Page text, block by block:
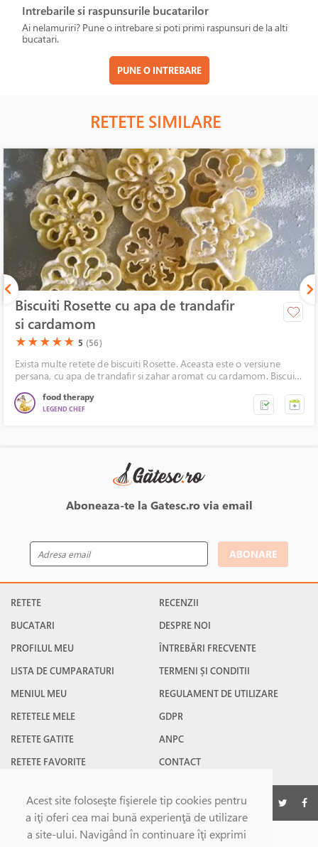
Acest site foloseşte fişierele tip cookies pentru
a iţi oferi cea mai bună experienţă de utilizare
a site-ului. Navigând în continuare îţi exprimi
Intrebarile si raspunsurile bucatarilor
Ai nelamuriri? Pune o intrebare si poti primi raspunsuri de la alti
bucatari.
PUNE O INTREBARE
RETETE SIMILARE
Biscuiti Rosette cu apa de trandafir
si cardamom
(*)
★(*)
★(*)
★(*)
★(*)
★ 5 (56)
Exista multe retete de biscuiti Rosette. Aceasta este o versiune
persana, cu apa de trandafir si zahar aromat cu cardamom. Biscuitii
cafea sau ceai, dar merg foarte bine si langa o inghetata.
food therapy
LEGEND CHEF
Aboneaza-te la Gatesc.ro via email
ABONARE
RETETE
BUCATARI
PROFILUL MEU
LISTA DE CUMPARATURI
MENIUL MEU
RETETELE MELE
RETETE GATITE
RETETE FAVORITE
RECENZII
DESPRE NOI
ÎNTREBĂRI FRECVENTE
TERMENI ȘI CONDITII
REGULAMENT DE UTILIZARE
GDPR
ANPC
CONTACT
©Gatesc.ro 2026